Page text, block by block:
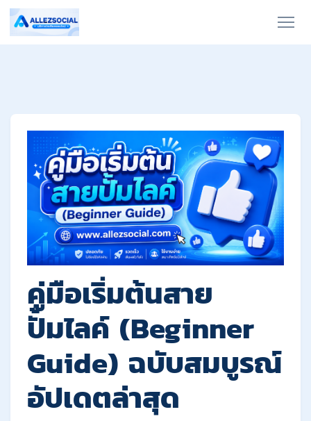
คู่มือเริ่มต้นสาย
ปั้มไลค์ (Beginner
Guide) ฉบับสมบูรณ์
อัปเดตล่าสุด